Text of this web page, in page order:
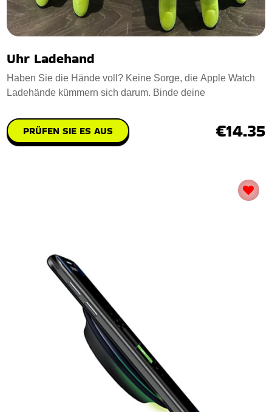
Uhr Ladehand
Haben Sie die Hände voll? Keine Sorge, die Apple Watch
Ladehände kümmern sich darum. Binde deine
PRÜFEN SIE ES AUS €14.35